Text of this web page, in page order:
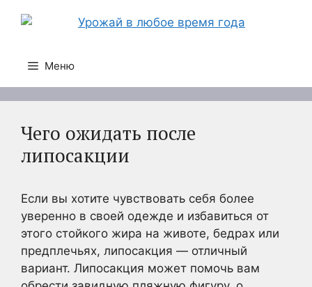
Меню
Чего ожидать после
липосакции
Если вы хотите чувствовать себя более
уверенно в своей одежде и избавиться от
этого стойкого жира на животе, бедрах или
предплечьях, липосакция — отличный
вариант. Липосакция может помочь вам